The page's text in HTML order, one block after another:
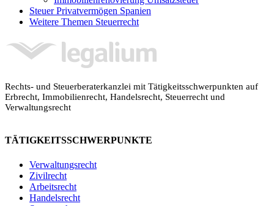
Steuer Privatvermögen Spanien
Weitere Themen Steuerrecht
Rechts- und Steuerberaterkanzlei mit Tätigkeitsschwerpunkten auf
Erbrecht, Immobilienrecht, Handelsrecht, Steuerrecht und
Verwaltungsrecht
TÄTIGKEITSSCHWERPUNKTE
Verwaltungsrecht
Zivilrecht
Arbeitsrecht
HandelsrechtLegalium | Recht und Steuern Spanien